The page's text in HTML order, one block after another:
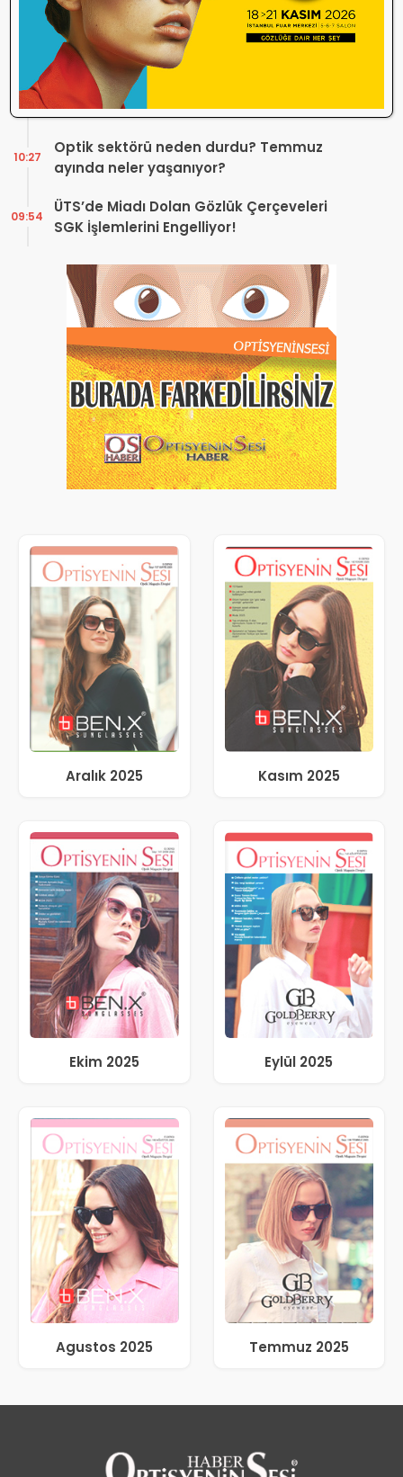
Sosyal Medya Bu Soruyu Soruyor! Göz
Sağlığında Çifte Standart mı Var?
TİTCK Bu Kampanyalara Dur Diyecek mi?
Sağlık ürününde ‘Set Kampanyası’
12:16
Optik sektörü neden durdu? Temmuz
ayında neler yaşanıyor?
10:27
ÜTS’de Miadı Dolan Gözlük Çerçeveleri
SGK İşlemlerini Engelliyor!
09:54
Aralık 2025 Kasım 2025
Ekim 2025 Eylül 2025
Agustos 2025 Temmuz 2025